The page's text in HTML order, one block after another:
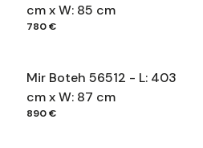
cm x W: 85 cm
780 €
Mir Boteh 56512 - L: 403
cm x W: 87 cm
890 €